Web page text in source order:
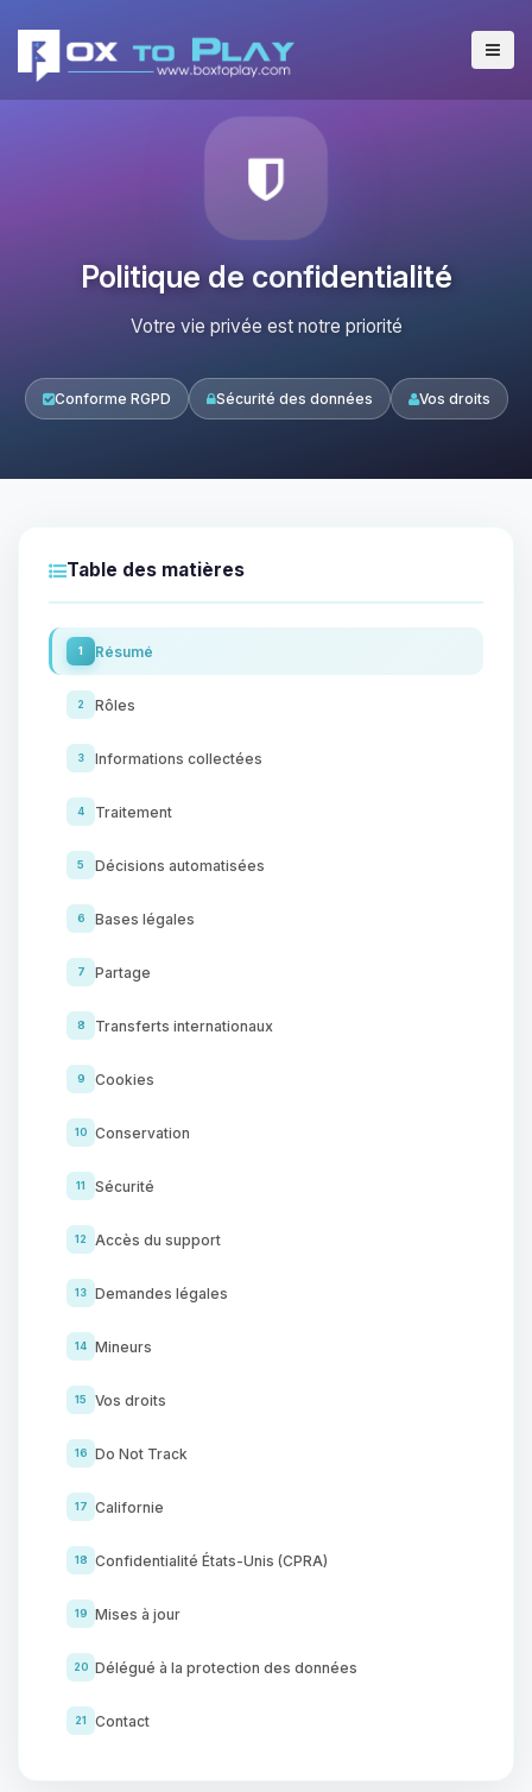
Politique de confidentialité
Votre vie privée est notre priorité
Conforme RGPD Sécurité des données Vos droits
Table des matières
1 Résumé
2 Rôles
3 Informations collectées
4 Traitement
5 Décisions automatisées
6 Bases légales
7 Partage
8 Transferts internationaux
9 Cookies
10 Conservation
11 Sécurité
12 Accès du support
13 Demandes légales
14 Mineurs
15 Vos droits
16 Do Not Track
17 Californie
18 Confidentialité États-Unis (CPRA)
19 Mises à jour
20 Délégué à la protection des données
21 Contact